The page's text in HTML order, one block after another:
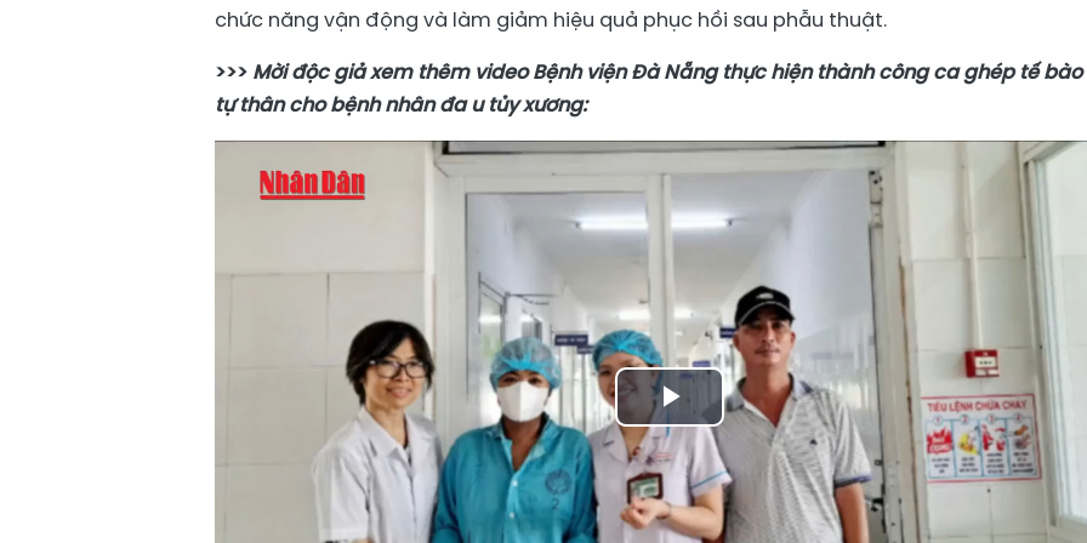
chức năng vận động và làm giảm hiệu quả phục hồi sau phẫu thuật.
>>> Mời độc giả xem thêm video Bệnh viện Đà Nẵng thực hiện thành công ca ghép tế
tự thân cho bệnh nhân đa u tủy xương:
Play
Video